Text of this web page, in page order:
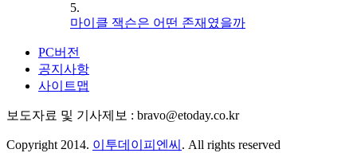
5.
마이클 잭슨은 어떤 존재였을까
PC버전
공지사항
사이트맵
보도자료 및 기사제보 : bravo@etoday.co.kr
Copyright 2014. 이투데이피엔씨 . All rights reserved